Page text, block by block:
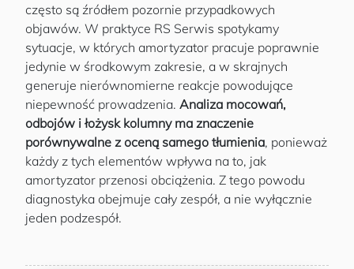
często są źródłem pozornie przypadkowych
objawów. W praktyce RS Serwis spotykamy
sytuacje, w których amortyzator pracuje poprawnie
jedynie w środkowym zakresie, a w skrajnych
generuje nierównomierne reakcje powodujące
niepewność prowadzenia. Analiza mocowań,
odbojów i łożysk kolumny ma znaczenie
porównywalne z oceną samego tłumienia, ponieważ
każdy z tych elementów wpływa na to, jak
amortyzator przenosi obciążenia. Z tego powodu
diagnostyka obejmuje cały zespół, a nie wyłącznie
jeden podzespół.